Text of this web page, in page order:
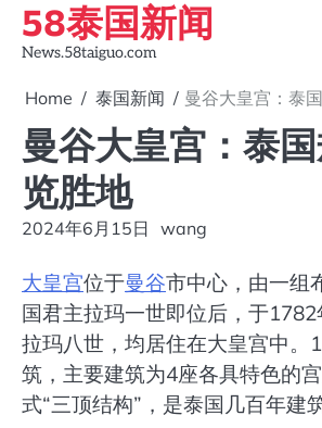
Skip
content
58泰国新闻
News.58taiguo.com
Home 泰国新闻 曼谷大皇宫：泰
曼谷大皇宫：泰
览胜地
2024年6月15日 wang
大皇宫位于曼谷市中心，由一组
国君主拉玛一世即位后，于
拉玛八世，均居住在大皇宫中。
筑，主要建筑为4座各具特色的
式“三顶结构”，是泰国几百年建